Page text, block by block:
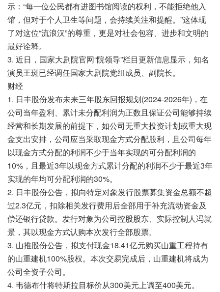
示：“每一位公民都有进图书馆阅读的权利，不能拒绝他入
馆，但对于个人卫生等问题，会持续关注和提醒。”这体现
了对这位“流浪汉”的尊重，更是对社会包容、进步和文明的
最好诠释。
3. 近日，国家大剧院官网“院领导”栏目更新信息显示，知名
演员王斑已经调任国家大剧院党组成员、副院长。
财经
1. 日丰股份发布未来三年股东回报规划(2024-2026年)，在
公司当年盈利、累计未分配利润为正数且保证公司能够持续
经营和长期发展的前提下，如公司无重大投资计划或重大现
金支出安排，公司应当采取现金方式分配股利，且公司每年
以现金方式分配的利润不少于当年实现的可分配利润的
10%，且最近3年以现金方式累计分配的利润不少于最近3年
实现的年均可分配利润的30%。
2. 日丰股份公告，拟向特定对象发行股票募集资金总额不超
过2.3亿元，扣除相关发行费用后全部用于补充流动资金及
偿还银行贷款。发行对象为公司控股股东、实际控制人冯就
景，其以现金方式认购本次发行全部股票。
3. 山推股份公告，拟支付现金18.41亿元购买山重工程持有
的山重建机100%股权。本次交易完成后，山重建机将成为
公司全资子公司。
4. 韦德布什将特斯拉目标价从300美元上调至400美元。